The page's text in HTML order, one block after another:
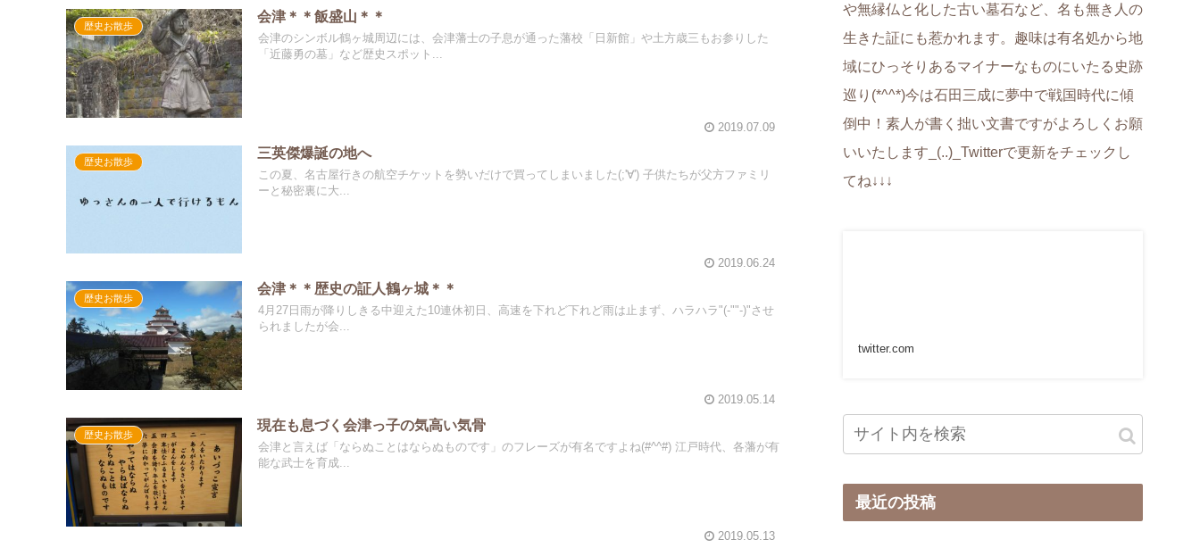
歴史お散歩
会津＊＊飯盛山＊＊
会津のシンボル鶴ヶ城周辺には、会津藩士の子息が通った藩校「日新館」や土方歳三もお参りした
「近藤勇の墓」など歴史スポット...
2019.07.09
歴史お散歩
三英傑爆誕の地へ
この夏、名古屋行きの航空チケットを勢いだけで買ってしまいました(;'∀') 子供たちが父方ファミリ
ーと秘密裏に大...
2019.06.24
歴史お散歩
会津＊＊歴史の証人鶴ヶ城＊＊
4月27日雨が降りしきる中迎えた10連休初日、高速を下れど下れど雨は止まず、ハラハラ"(-""-)"させ
られましたが会...
2019.05.14
歴史お散歩
現在も息づく会津っ子の気高い気骨
会津と言えば「ならぬことはならぬものです」のフレーズが有名ですよね(#^^#) 江戸時代、各藩が有
能な武士を育成...
2019.05.13
や無縁仏と化した古い墓石など、名も無き人の
生きた証にも惹かれます。趣味は有名処から地
域にひっそりあるマイナーなものにいたる史跡
巡り(*^^*)今は石田三成に夢中で戦国時代に傾
倒中！素人が書く拙い文書ですがよろしくお願
いいたします_(..)_Twitterで更新をチェックし
てね↓↓↓
twitter.com
最近の投稿